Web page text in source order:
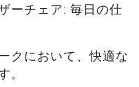
ーチェア: 毎日の仕
クにおいて、快適な
。